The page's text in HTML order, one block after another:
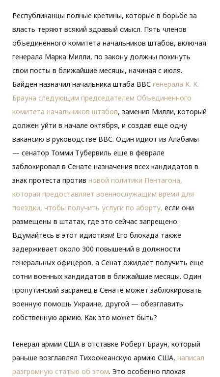
Республиканцы полные кретины, которые в борьбе за
власть теряют всякий здравый смысл. Пять членов
объединенного комитета начальников штабов, включая
генерала Марка Милли, по закону должны покинуть
свои посты в ближайшие месяцы, начиная с июля.
Байден назначил начальника штаба ВВС генерала К. К.
Брауна следующим председателем Объединенного
комитета начальников штабов, заменив Милли, который
должен уйти в начале октября, и создав еще одну
вакансию в руководстве ВВС. Один идиот из Алабамы
— сенатор Томми Тубервиль еще в феврале
заблокировал в Сенате назначения всех кандидатов в
знак протеста против новой политики Пентагона,
которая предоставляет военнослужащим время для
поездки, чтобы получить услуги по аборту, если они
размещены в штатах, где это сейчас запрещено.
Вдумайтесь в этот идиотизм! Его блокада также
задерживает около 300 повышений в должности
генеральных офицеров, а Сенат ожидает получить еще
сотни военных кандидатов в ближайшие месяцы. Один
пропутинский засранец в Сенате может заблокировать
военную помощь Украине, другой — обезглавить
собственную армию. Как это может быть?
Генерал армии США в отставке Роберт Браун, который
раньше возглавлял Тихоокеанскую армию США, написал
разгромную статью об этом. Это особенно плохая